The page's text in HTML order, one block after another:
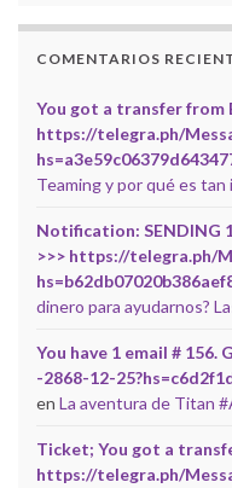
COMENTARIOS
You got a transfer from
https://telegra.ph/
Teaming y por qué es
Notification: SENDING
>>> https://telegra.ph/
dinero para ayudarnos?
You have 1 email #
-2868-12-
en La aventura de Titan
Ticket; You got a
https://telegra.ph/